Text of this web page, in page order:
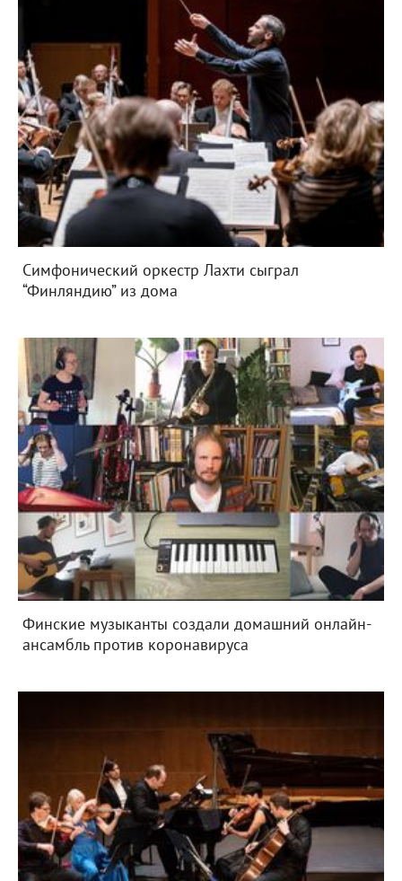
Симфонический оркестр Лахти сыграл
“Финляндию” из дома
Финские музыканты создали домашний онлайн-
ансамбль против коронавируса